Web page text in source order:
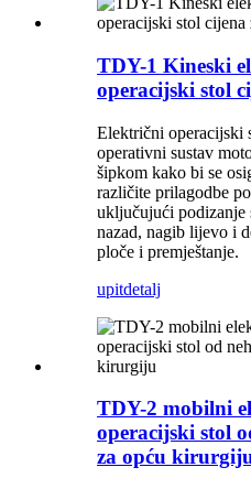
TDY-1 Kineski
operacijski stol
Električni operacijski
operativni sustav
šipkom kako bi se
različite prilagodbe
uključujući podizanje
nazad, nagib lijevo i
ploče i premještanje.
upitdetalj
TDY-2 mobilni
operacijski stol
za opću